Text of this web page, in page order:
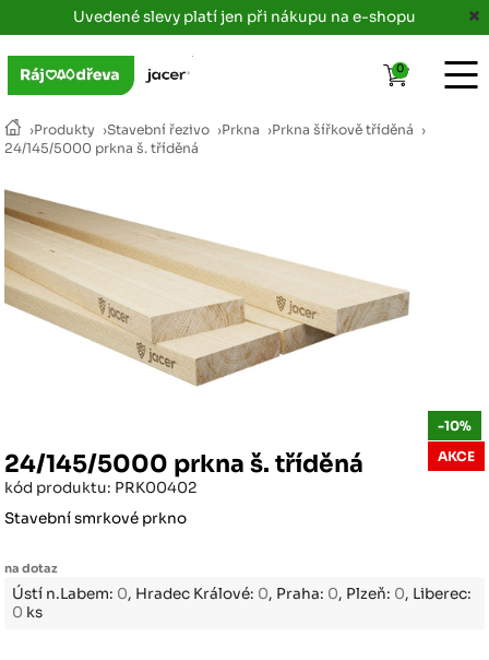
Uvedené slevy platí jen při nákupu na e-shopu
›Produkty ›Stavební řezivo ›Prkna ›Prkna šířkově tříděná ›
24/145/5000 prkna š. tříděná
24/145/5000 prkna š. tříděná
kód produktu: PRK00402
Stavební smrkové prkno
na dotaz
Ústí n.Labem: 0, Hradec Králové: 0, Praha: 0, Plzeň: 0, Liberec:
0 ks
-10%
AKCE
0